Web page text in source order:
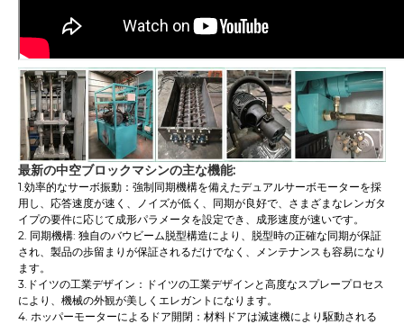
最新の中空ブロックマシンの主な機能:
1.効率的なサーボ振動：強制同期機構を備えたデュアルサーボモーターを採
用し、応答速度が速く、ノイズが低く、同期が良好で、さまざまなレンガタ
イプの要件に応じて成形パラメータを設定でき、成形速度が速いです。
2. 同期機構: 独自のバウビーム脱型構造により、脱型時の正確な同期が保証
され、製品の歩留まりが保証されるだけでなく、メンテナンスも容易になり
ます。
3.ドイツの工業デザイン：ドイツの工業デザインと高度なスプレープロセス
により、機械の外観が美しくエレガントになります。
4. ホッパーモーターによるドア開閉：材料ドアは減速機により駆動される